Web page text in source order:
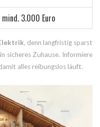
mind. 3.000 Euro
, denn langfristig sparst
sicheres Zuhause. Informiere
alles reibungslos läuft.